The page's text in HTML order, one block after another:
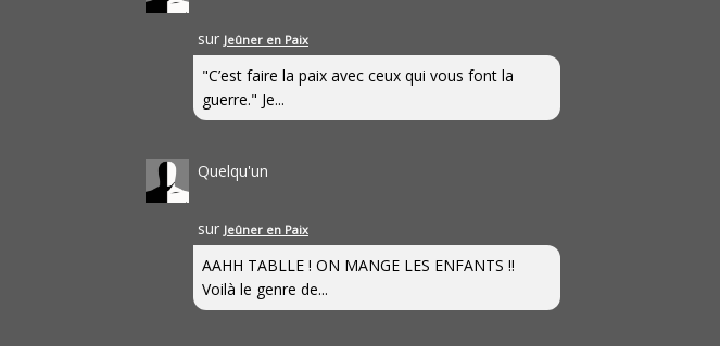
sur Jeûner en Paix
"C’est faire la paix avec ceux qui vous font la
guerre." Je...
Quelqu'un
sur Jeûner en Paix
AAHH TABLLE ! ON MANGE LES ENFANTS !!
Voilà le genre de...